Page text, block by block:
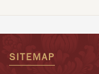
SITEMAP